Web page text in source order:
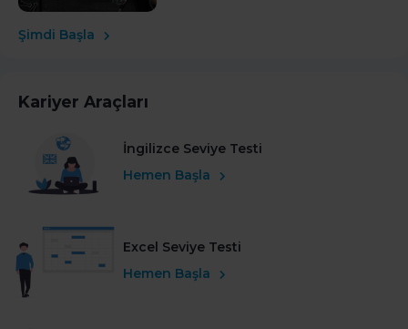
Şimdi Başla
Kariyer Araçları
İngilizce Seviye Testi
Hemen Başla
Excel Seviye Testi
Hemen Başla